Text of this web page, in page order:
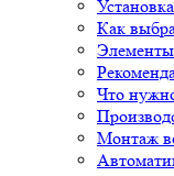
Как
Элементы
Что
Монтаж